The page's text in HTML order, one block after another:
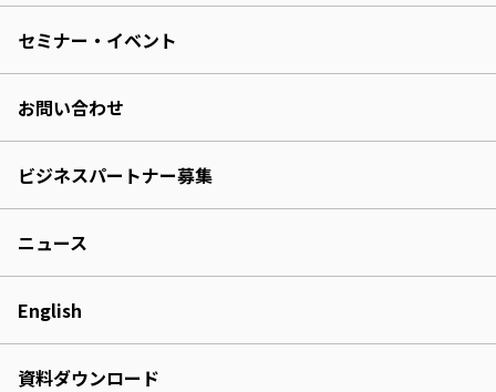
セミナー・イベント
お問い合わせ
ビジネスパートナー募集
ニュース
English
資料ダウンロード